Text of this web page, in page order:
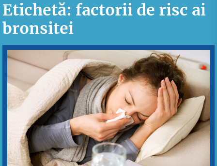
Etichetă: factorii de risc ai
bronsitei